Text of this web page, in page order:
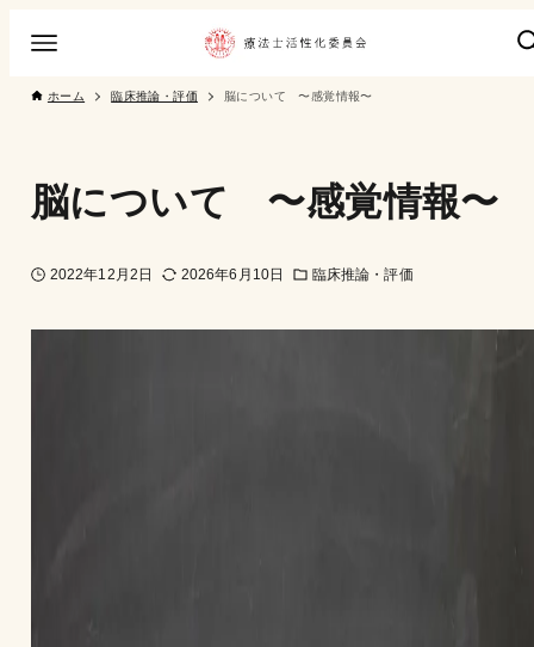
ホーム 臨床推論・評価 脳について 〜感覚情報〜
脳について 〜感覚情報〜
2022年12月2日 2026年6月10日 臨床推論・評価